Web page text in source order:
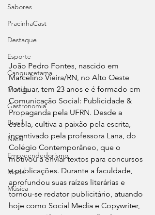
Sabores
PracinhaCast
Destaque
Esporte
Canguaretama
Mundo
Gastronomia
Brasil
Natal
Empreendedorismo
Moda
Música
João Pedro Fontes, nascido em
Marcelino Vieira/RN, no Alto Oeste
Potiguar, tem 23 anos e é formado em
Comunicação Social: Publicidade &
Propaganda pela UFRN. Desde a
escola, cultiva a paixão pela escrita,
incentivado pela professora Lana, do
Colégio Contemporâneo, que o
motivou a enviar textos para concursos
e publicações. Durante a faculdade,
aprofundou suas raízes literárias e
tornou-se redator publicitário, atuando
hoje como Social Media e Copywriter,